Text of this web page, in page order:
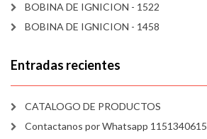
BOBINA DE IGNICION - 1522
BOBINA DE IGNICION - 1458
Entradas recientes
CATALOGO DE PRODUCTOS
Contactanos por Whatsapp 1151340615